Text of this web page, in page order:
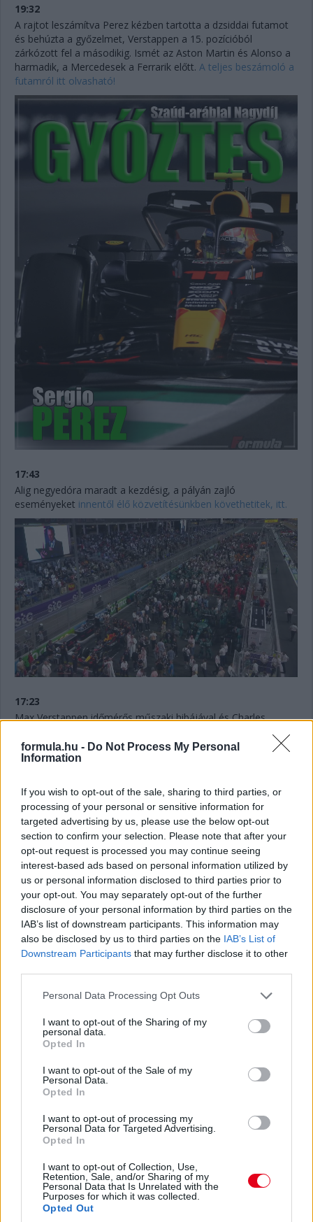
formula.hu - Do Not Process My Personal
Information
If you wish to opt-out of the sale, sharing to third parties, or
processing of your personal or sensitive information for
targeted advertising by us, please use the below opt-out
section to confirm your selection. Please note that after your
opt-out request is processed you may continue seeing
interest-based ads based on personal information utilized by
us or personal information disclosed to third parties prior to
your opt-out. You may separately opt-out of the further
disclosure of your personal information by third parties on the
IAB’s list of downstream participants. This information may
also be disclosed by us to third parties on the IAB’s List of
Downstream Participants that may further disclose it to other
Please note that this website/app uses one or more Google
not limited to your visit or usage behaviour. You may click to
grant or deny consent to Google and its third-party tags to
use your data for below specified purposes in below Google
consent section.
Personal Data Processing Opt Outs
I want to opt-out of the Sharing of my
personal data.
Opted In
I want to opt-out of the Sale of my
Personal Data.
Opted In
I want to opt-out of processing my
Personal Data for Targeted Advertising.
Opted In
I want to opt-out of Collection, Use,
Retention, Sale, and/or Sharing of my
Personal Data that Is Unrelated with the
Purposes for which it was collected.
Opted Out
19:32
A rajtot leszámítva Perez kézben tartotta a dzsiddai futamot
és behúzta a győzelmet, Verstappen a 15. pozícióból
zárkózott fel a másodikig. Ismét az Aston Martin és Alonso a
harmadik, a Mercedesek a Ferrarik előtt. A teljes beszámoló a
futamról itt olvasható!
17:43
Alig negyedóra maradt a kezdésig, a pályán zajló
eseményeket innentől élő közvetítésünkben követhetitek, itt.
17:23
Max Verstappen időmérős műszaki hibájával és Charles
Leclerc motorbüntetésével szokatlan képet mutat a 18 órakor
startoló futam rajtrácsa:
Max Verstappen RB19-esében vasárnap, a nagydíjat
megelőzően újra sebességváltót cserélt a Red Bull csapata –